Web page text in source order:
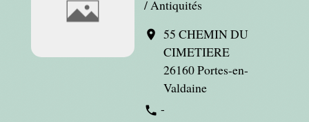
/ Antiquités
location_on 55 CHEMIN DU
CIMETIERE
26160 Portes-en-
Valdaine
phone -